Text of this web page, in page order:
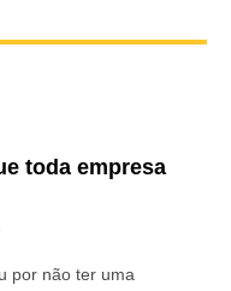
toda empresa
por não ter uma